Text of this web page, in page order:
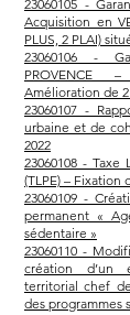
23060105 -
Acquisition en
PLUS, 2 PLAI)
23060106 -
PROVENCE
Amélioration de
23060107 -
urbaine et de
2022
23060108 -
(TLPE) – Fixation
23060109 -
permanent «
sédentaire »
23060110 -
création d’un
territorial chef
des programmes